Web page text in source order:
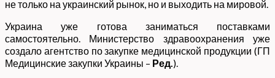
не только на украинский рынок, но и выходить на мировой.
Украина уже готова заниматься поставками
самостоятельно. Министерство здравоохранения уже
создало агентство по закупке медицинской продукции (ГП
Медицинские закупки Украины – Ред. ).